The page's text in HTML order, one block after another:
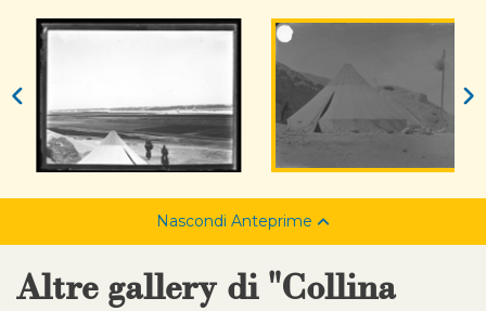
Nascondi Anteprime
Altre gallery di "Collina